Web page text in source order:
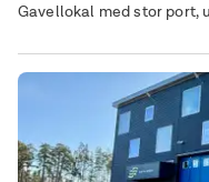
Gavellokal med stor port,